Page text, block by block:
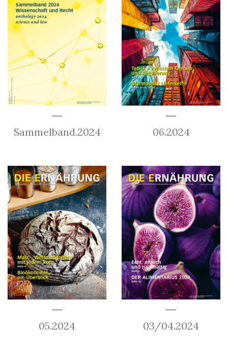
Sammelband.2024 06.2024
05.2024 03/04.2024